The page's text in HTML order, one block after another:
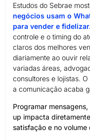
Estudos do Sebrae
negócios usam o
para vender e
controle e o timing do
claros dos melhores
diariamente ao ouvir
variadas áreas,
consultores e lojistas.
a comunicação acaba
Programar
up impacta
satisfação e no volume